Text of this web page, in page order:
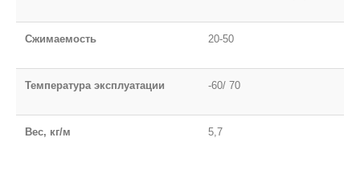
Сжимаемость 20-50
Температура эксплуатации -60/ 70
Вес, кг/м 5,7